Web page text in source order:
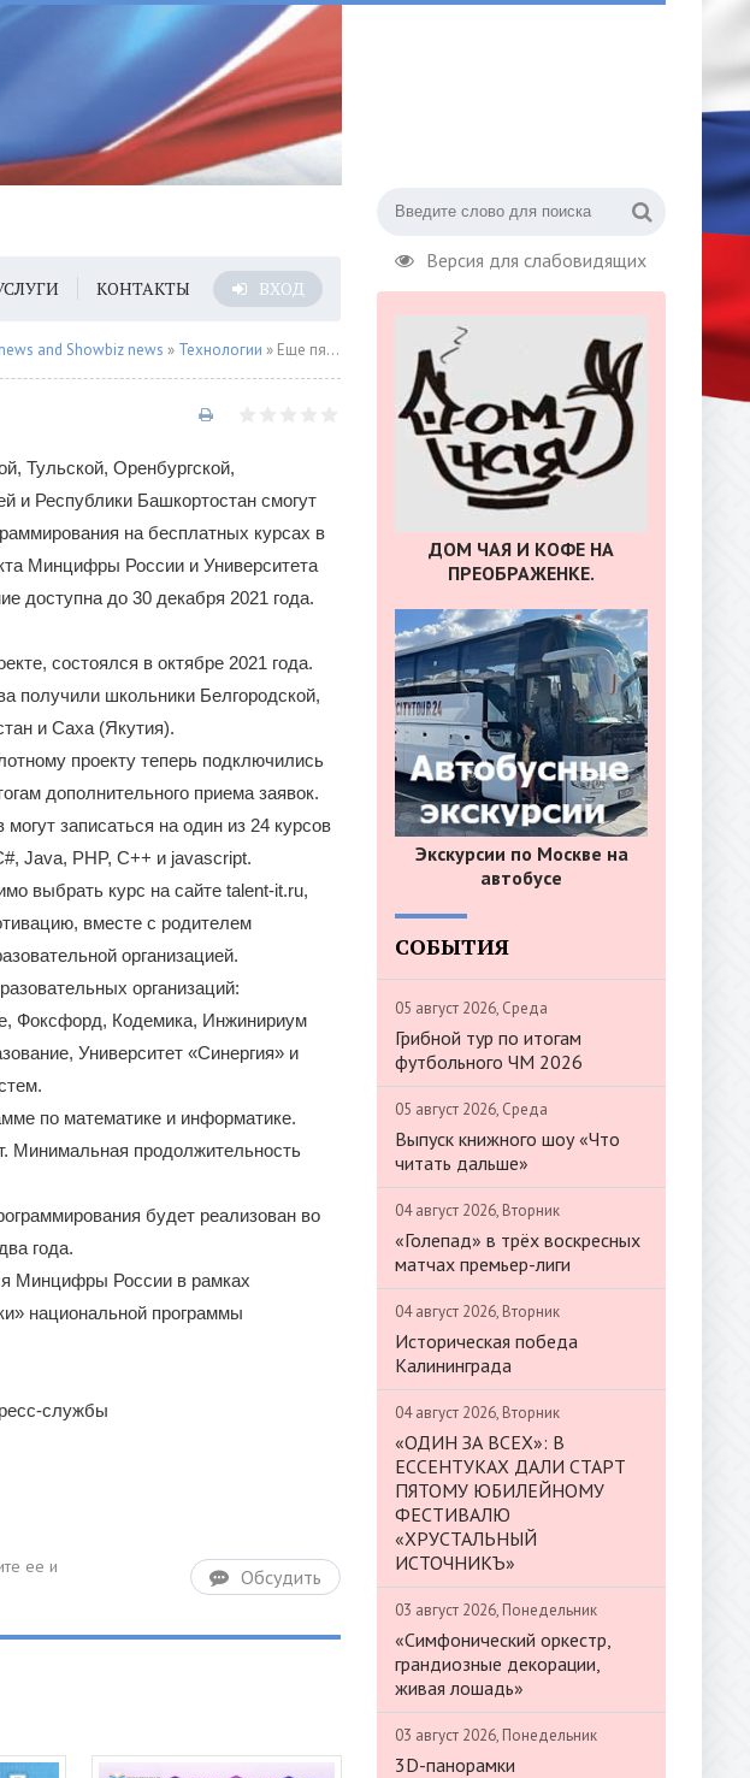
Версия для слабовидящих
КОНТАКТЫ ВХОД
and Showbiz news » Технологии » Еще пять регионов начнут обучать школьников программированию
Тульской, Оренбургской,
и Республики Башкортостан смогут
на бесплатных курсах в
Минцифры России и Университета
доступна до 30 декабря 2021 года.
состоялся в октябре 2021 года.
получили школьники Белгородской,
и Саха (Якутия).
проекту теперь подключились
дополнительного приема заявок.
записаться на один из 24 курсов
Java, PHP, C++ и jаvascript.
выбрать курс на сайте talent-it.ru,
вместе с родителем
организацией.
организаций:
Фоксфорд, Кодемика, Инжинириум
Университет «Синергия» и
по математике и информатике.
Минимальная продолжительность
будет реализован во
года.
Минцифры России в рамках
национальной программы
службы
Обсудить
ДОМ ЧАЯ И КОФЕ НА
ПРЕОБРАЖЕНКЕ.
Экскурсии по Москве на
автобусе
СОБЫТИЯ
05 август 2026, Среда
Грибной тур по итогам
футбольного ЧМ 2026
05 август 2026, Среда
Выпуск книжного шоу «Что
читать дальше»
04 август 2026, Вторник
«Голепад» в трёх воскресных
матчах премьер-лиги
04 август 2026, Вторник
Историческая победа
Калининграда
04 август 2026, Вторник
«ОДИН ЗА ВСЕХ»: В
ЕССЕНТУКАХ ДАЛИ СТАРТ
ПЯТОМУ ЮБИЛЕЙНОМУ
ФЕСТИВАЛЮ
«ХРУСТАЛЬНЫЙ
ИСТОЧНИКЪ»
03 август 2026, Понедельник
«Симфонический оркестр,
грандиозные декорации,
живая лошадь»
03 август 2026, Понедельник
3D-панорамки